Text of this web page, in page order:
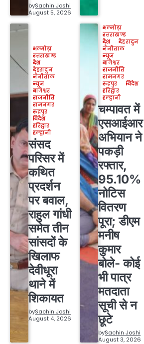
bySachin Joshi
August 5, 2026
अल्मोड़ा
उत्तराखण्ड
देश
देहरादून
नैनीताल
न्यूज
बागेश्वर
राजनीति
रामनगर
रुद्रपुर
विदेश
हरिद्वार
हल्द्वानी
संसद
परिसर में
कथित
प्रदर्शन
पर बवाल,
राहुल गांधी
समेत तीन
सांसदों के
खिलाफ
देवीधूरा
थाने में
शिकायत
bySachin Joshi
August 4, 2026
अल्मोड़ा
उत्तराखण्ड
देश
देहरादून
नैनीताल
न्यूज
बागेश्वर
राजनीति
रामनगर
रुद्रपुर
विदेश
हरिद्वार
हल्द्वानी
चम्पावत में
एसआईआर
अभियान ने
पकड़ी
रफ्तार,
95.10%
नोटिस
वितरण
पूरा; डीएम
मनीष
कुमार
बोले- कोई
भी पात्र
मतदाता
सूची से न
छूटे
bySachin Joshi
August 3, 2026